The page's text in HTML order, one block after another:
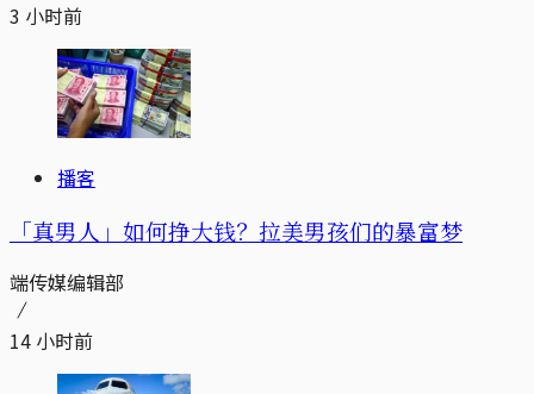
3 小时前
播客
「真男人」如何挣大钱？拉美男孩们的暴富梦
端传媒编辑部
14 小时前